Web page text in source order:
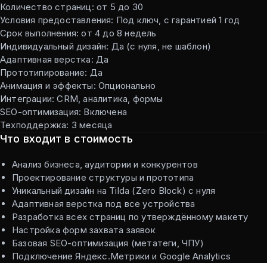
Количество страниц: от 5 до 30
Условия предоставления: Под ключ, с гарантией 1 год
Срок выполнения: от 4 до 8 недель
Индивидуальный дизайн: Да (с нуля, не шаблон)
Адаптивная верстка: Да
Прототипирование: Да
Анимация и эффекты: Опционально
Интеграции: CRM, аналитика, формы
SEO-оптимизация: Включена
Техподдержка: 3 месяца
Что входит в стоимость
Анализ бизнеса, аудитории и конкурентов
Проектирование структуры и прототипа
Уникальный дизайн на Tilda (Zero Block) с нуля
Адаптивная верстка под все устройства
Разработка всех страниц по утверждённому макету
Настройка форм захвата заявок
Базовая SEO-оптимизация (метатеги, ЧПУ)
Подключение Яндекс.Метрики и Google Analytics